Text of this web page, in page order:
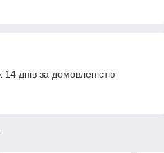
днів за домовленістю